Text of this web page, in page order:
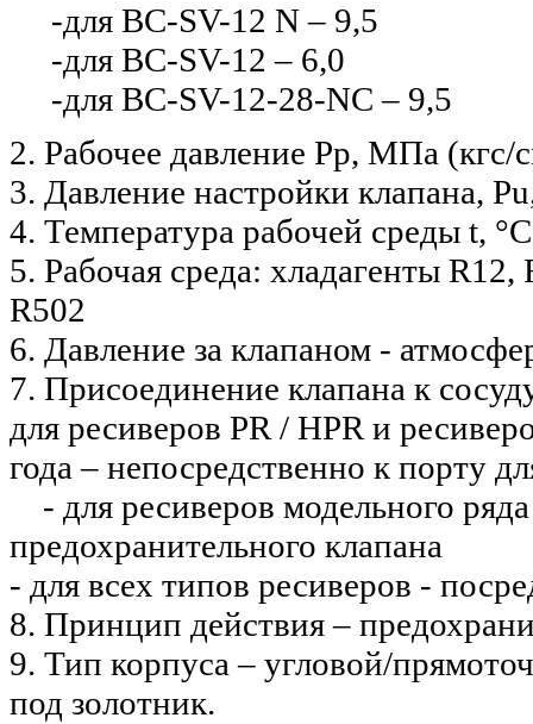
-для BC-SV-12 N – 9,5
-для BC-SV-12 – 6,0
-для BC-SV-12-28-NC – 9,5
2. Рабочее давление Рр, МПа
3. Давление настройки клапана,
4. Температура рабочей среды t,
5. Рабочая среда: хладагенты
R502
6. Давление за клапаном -
7. Присоединение клапана к
для ресиверов PR / HPR и
года – непосредственно к порту
- для ресиверов модельного
предохранительного клапана
- для всех типов ресиверов -
8. Принцип действия –
9. Тип корпуса – угловой/
под золотник.